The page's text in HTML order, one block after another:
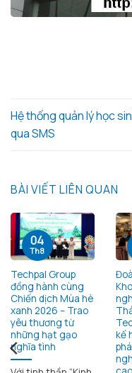
Hệ thống quản lý học
qua SMS
BÀI VIẾT LIÊN QUAN
Techpal Group
đồng hành cùng
Chiến dịch Mùa hè
xanh 2026 – Trao
yêu thương từ
những hạt gạo
nghĩa tình
04
Th8
kế